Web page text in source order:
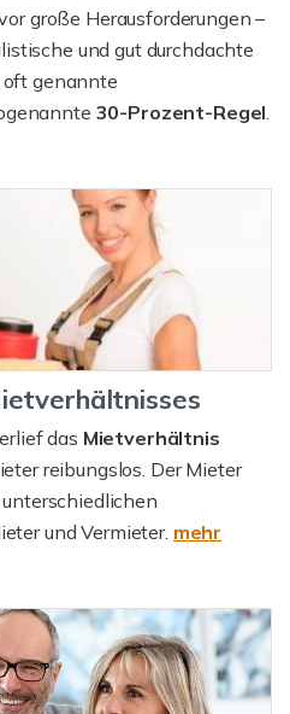
große Herausforderungen –
und gut durchdachte
oft genannte
30-Prozent-Regel.
das Mietverhältnis
reibungslos. Der Mieter
und Vermieter. mehr